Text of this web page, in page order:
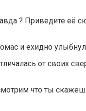
? Приведите её
и ехидно
от своих
что ты